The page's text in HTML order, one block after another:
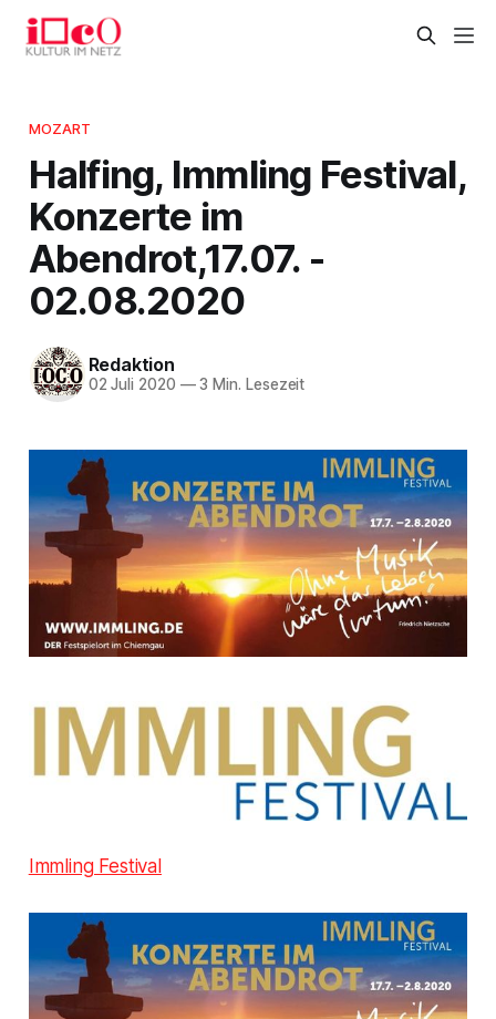
MOZART
Halfing, Immling Festival,
Konzerte im
Abendrot,17.07. -
02.08.2020
Redaktion
02 Juli 2020 —3 Min. Lesezeit
Immling Festival